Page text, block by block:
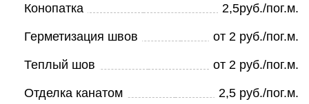
Конопатка 2,5руб./пог.м.
Герметизация швов от 2 руб./пог.м.
Теплый шов от 2 руб./пог.м.
Отделка канатом 2,5 руб./пог.м.